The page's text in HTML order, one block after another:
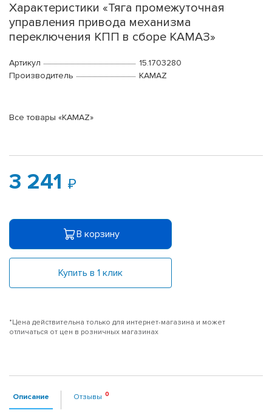
Характеристики «Тяга промежуточная
управления привода механизма
переключения КПП в сборе КАМАЗ»
Артикул
15.1703280
Производитель
KAMAZ
Все товары «KAMAZ»
3 241
В корзину
Купить в 1 клик
*Цена действительна только для интернет-магазина и может
отличаться от цен в розничных магазинах
Описание Отзывы